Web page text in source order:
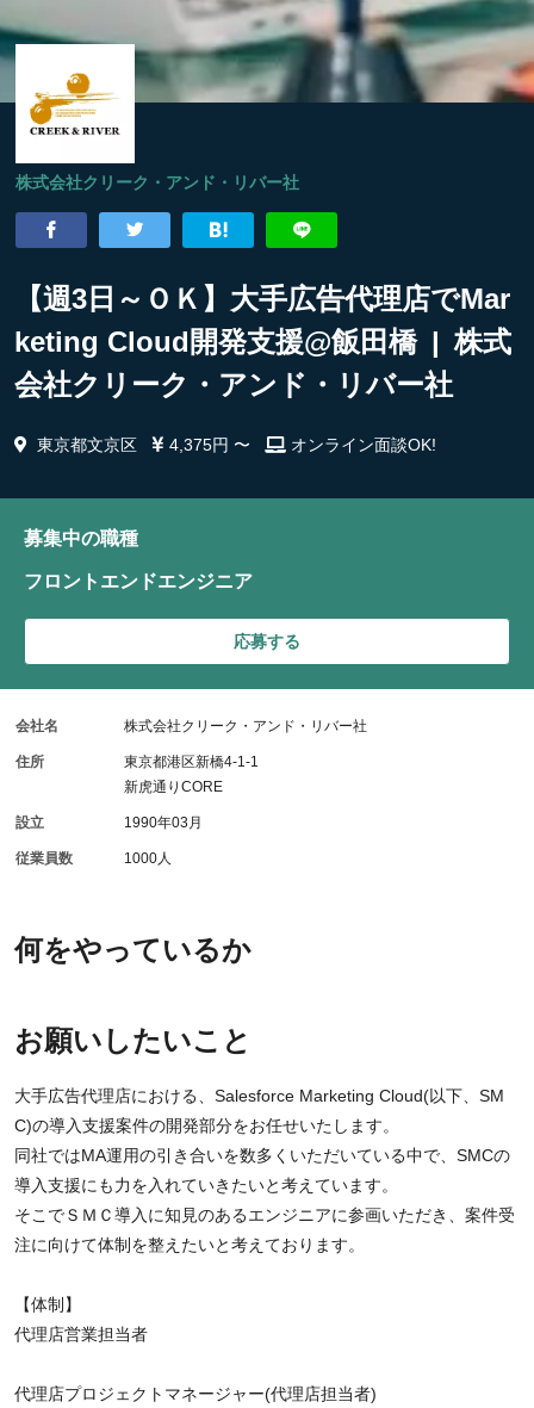
株式会社クリーク・アンド・リバー社
【週3日～ＯＫ】大手広告代理店でMar
keting Cloud開発支援@飯田橋 | 株式
会社クリーク・アンド・リバー社
東京都文京区 4,375円 〜 オンライン面談OK!
何をやっているか
お願いしたいこと
大手広告代理店における、Salesforce Marketing Cloud(以下、SM
C)の導入支援案件の開発部分をお任せいたします。
同社ではMA運用の引き合いを数多くいただいている中で、SMCの
導入支援にも力を入れていきたいと考えています。
そこでＳＭＣ導入に知見のあるエンジニアに参画いただき、案件受
注に向けて体制を整えたいと考えております。
【体制】
代理店営業担当者
代理店プロジェクトマネージャー(代理店担当者)
募集中の職種
フロントエンドエンジニア
応募する
会社名 株式会社クリーク・アンド・リバー社
住所
東京都港区新橋4-1-1
新虎通りCORE
設立 1990年03月
従業員数 1000人